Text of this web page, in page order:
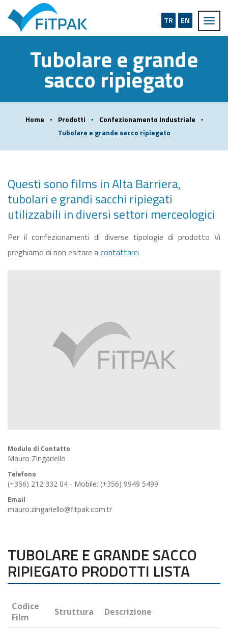
EN
TR
Tubolare e grande
sacco ripiegato
Home Prodotti
Confezionamento Industriale
Tubolare e grande sacco ripiegato
Questi sono films in Alta Barriera,
tubolari e grandi sacchi ripiegati
utilizzabili in diversi settori merceologici
Per il confezionamenti di diverse tipologie di prodotto Vi
preghiamo di non esitare acontattarci
Modulo di Contatto
Mauro Zingariello
Telefono
(+356) 212 332 04 - Mobile: (+356) 9949 5499
Email
mauro.zingariello@fitpak.com.tr
TUBOLARE E GRANDE SACCO
RIPIEGATO PRODOTTI LISTA
Codice
Film
Struttura Descrizione